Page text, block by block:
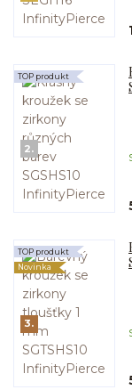
2.
TOP produkt
3.
TOP produkt
Novinka